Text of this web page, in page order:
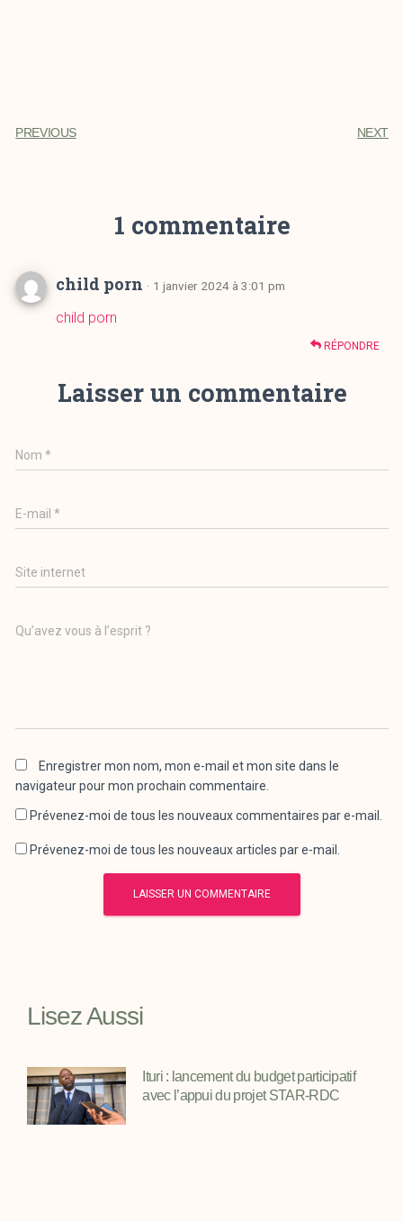
PREVIOUS NEXT
1 commentaire
child porn · 1 janvier 2024 à 3:01 pm
child porn
RÉPONDRE
Laisser un commentaire
Nom*
E-mail*
Site internet
Qu’avez vous à l’esprit ?
Enregistrer mon nom, mon e-mail et mon site dans le
navigateur pour mon prochain commentaire.
Prévenez-moi de tous les nouveaux commentaires par e-mail.
Prévenez-moi de tous les nouveaux articles par e-mail.
Lisez Aussi
Ituri : lancement du budget participatif
avec l’appui du projet STAR-RDC